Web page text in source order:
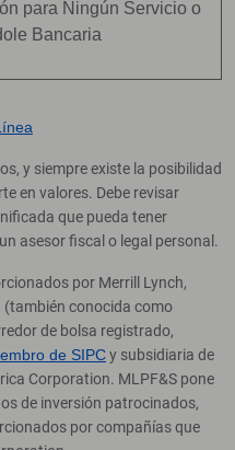
para Ningún Servicio o
Bancaria
y siempre existe la posibilidad
en valores. Debe revisar
que pueda tener
asesor fiscal o legal personal.
por Merrill Lynch,
(también conocida como
de bolsa registrado,
de SIPCy subsidiaria de
Corporation. MLPF&S pone
de inversión patrocinados,
por compañías que